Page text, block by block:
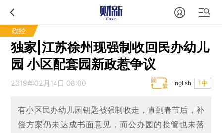
政经
独家|江苏徐州现强制收回民办幼儿
园 小区配套园新政惹争议
2019年02月14日 08:00 T中
English
有小区民办幼儿园钥匙被强制收走，直到春节后，补
偿方案仍未达成书面意见，而公办园的接管也未落